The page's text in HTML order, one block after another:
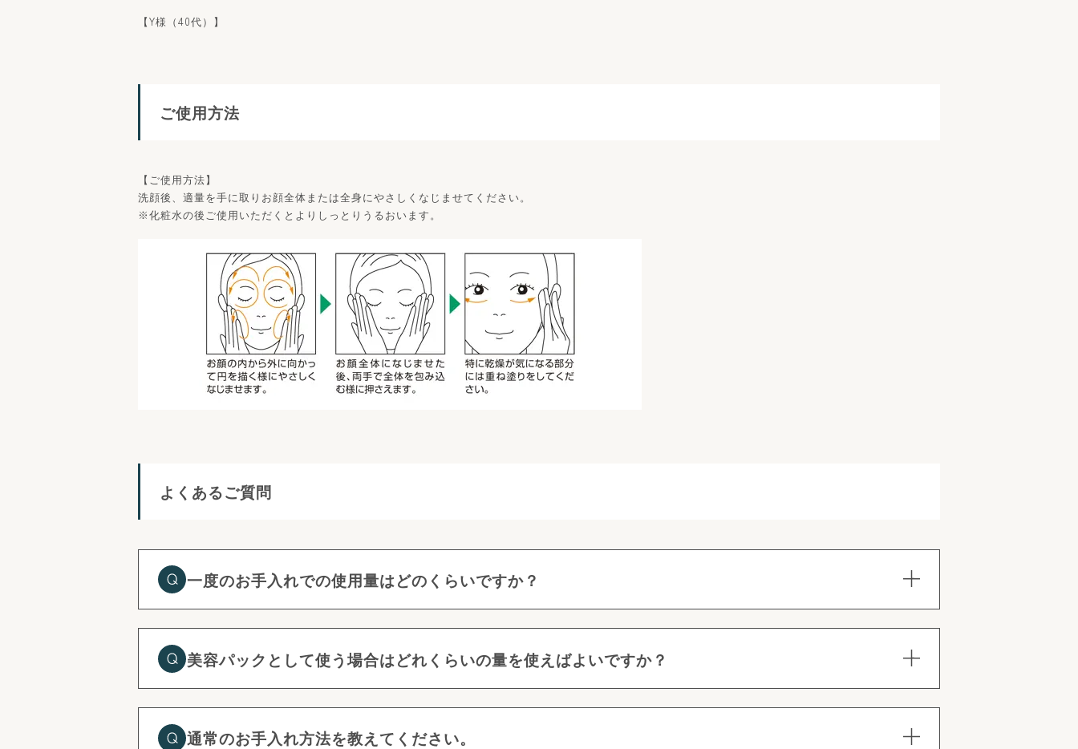
【Y様（40代）】
ご使用方法
【ご使用方法】
洗顔後、適量を手に取りお顔全体または全身にやさしくなじませてください。
※化粧水の後ご使用いただくとよりしっとりうるおいます。
よくあるご質問
一度のお手入れでの使用量はどのくらいですか？
美容パックとして使う場合はどれくらいの量を使えばよいですか？
通常のお手入れ方法を教えてください。